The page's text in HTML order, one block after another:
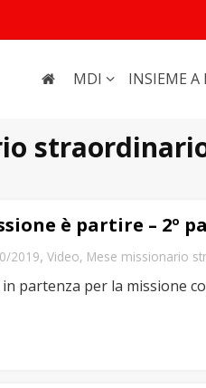
MDI INSIEME A
è partire – 2º
2019, Video, Mese missionario
partenza per la missione